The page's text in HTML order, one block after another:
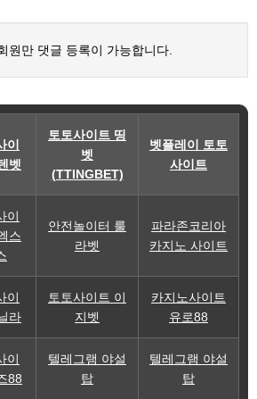
원만 댓글 등록이 가능합니다.
이
벳
토토사이트 띵
벳
(TTINGBET)
벳플레이 토토
사이트
이
스
안전놀이터 룰
라벳
파라존코리아
카지노 사이트
이
라
토토사이트 이
지벳
카지노사이트
유로88
이
88
텔레그램 야설
탑
텔레그램 야설
탑